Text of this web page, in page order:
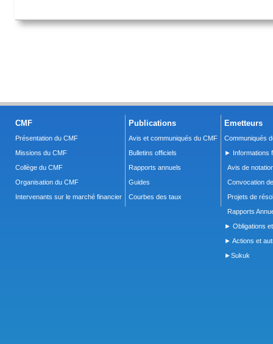
CMF
Présentation du CMF
Missions du CMF
Collège du CMF
Organisation du CMF
Intervenants sur le marché financier
Publications
Avis et communiqués du CMF
Bulletins officiels
Rapports annuels
Guides
Courbes des taux
Emetteurs
Communiqués
► Informations
Avis de
Convocation
Projets de
Rapports
► Obligations
► Actions et
►Sukuk